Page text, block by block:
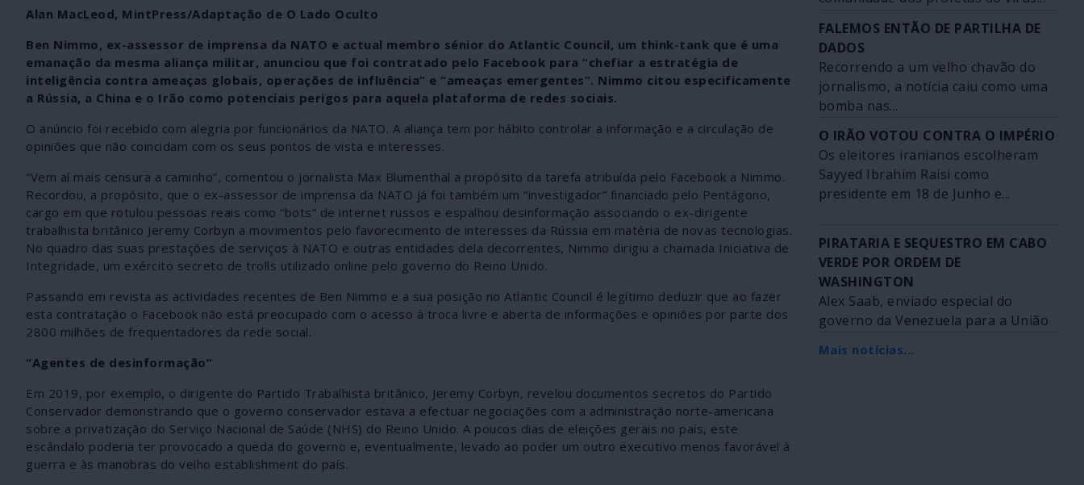
Alan MacLeod, MintPress/Adaptação de O Lado Oculto
Ben Nimmo, ex-assessor de imprensa da NATO e actual membro sénior do Atlantic Council, um think-tank que é uma
emanação da mesma aliança militar, anunciou que foi contratado pelo Facebook para “chefiar a estratégia de
inteligência contra ameaças globais, operações de influência” e “ameaças emergentes”. Nimmo citou especificamente
a Rússia, a China e o Irão como potenciais perigos para aquela plataforma de redes sociais.
O anúncio foi recebido com alegria por funcionários da NATO. A aliança tem por hábito controlar a informação e a circulação de
opiniões que não coincidam com os seus pontos de vista e interesses.
“Vem aí mais censura a caminho”, comentou o jornalista Max Blumenthal a propósito da tarefa atribuída pelo Facebook a Nimmo.
Recordou, a propósito, que o ex-assessor de imprensa da NATO já foi também um “investigador” financiado pelo Pentágono,
cargo em que rotulou pessoas reais como “bots” de internet russos e espalhou desinformação associando o ex-dirigente
trabalhista britânico Jeremy Corbyn a movimentos pelo favorecimento de interesses da Rússia em matéria de novas tecnologias.
No quadro das suas prestações de serviços à NATO e outras entidades dela decorrentes, Nimmo dirigiu a chamada Iniciativa de
Integridade, um exército secreto de trolls utilizado online pelo governo do Reino Unido.
Passando em revista as actividades recentes de Ben Nimmo e a sua posição no Atlantic Council é legítimo deduzir que ao fazer
esta contratação o Facebook não está preocupado com o acesso à troca livre e aberta de informações e opiniões por parte dos
2800 milhões de frequentadores da rede social.
“Agentes de desinformação”
Em 2019, por exemplo, o dirigente do Partido Trabalhista britânico, Jeremy Corbyn, revelou documentos secretos do Partido
Conservador demonstrando que o governo conservador estava a efectuar negociações com a administração norte-americana
sobre a privatização do Serviço Nacional de Saúde (NHS) do Reino Unido. A poucos dias de eleições gerais no país, este
escândalo poderia ter provocado a queda do governo e, eventualmente, levado ao poder um outro executivo menos favorável à
guerra e às manobras do velho establishment do país.
FALEMOS ENTÃO DE PARTILHA DE
DADOS
Recorrendo a um velho chavão do
jornalismo, a notícia caiu como uma
bomba nas...
O IRÃO VOTOU CONTRA O IMPÉRIO
Os eleitores iranianos escolheram
Sayyed Ibrahim Raisi como
presidente em 18 de Junho e...
PIRATARIA E SEQUESTRO EM CABO
VERDE POR ORDEM DE
WASHINGTON
Alex Saab, enviado especial do
governo da Venezuela para a União
Mais notícias...